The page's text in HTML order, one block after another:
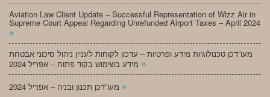
Aviation Law Client Update – Successful Representation of Wizz Air in
Supreme Court Appeal Regarding Unrefunded Airport Taxes – April 2024
»
מעו”דכן טכנולוגיות מידע ופרטיות – עדכון לקוחות לעניין ניהול סיכוני אבטחת
»
»